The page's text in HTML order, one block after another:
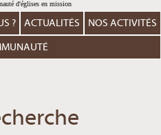
? ACTUALITÉS NOS ACTIVITÉS